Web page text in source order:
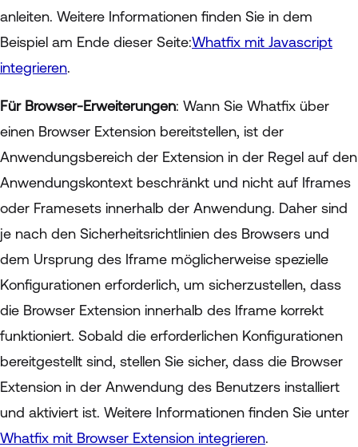
anleiten. Weitere Informationen finden Sie in dem
Beispiel am Ende dieser Seite:Whatfix mit Javascript
integrieren.
Für Browser-Erweiterungen: Wann Sie Whatfix über
einen Browser Extension bereitstellen, ist der
Anwendungsbereich der Extension in der Regel auf den
Anwendungskontext beschränkt und nicht auf Iframes
oder Framesets innerhalb der Anwendung. Daher sind
je nach den Sicherheitsrichtlinien des Browsers und
dem Ursprung des Iframe möglicherweise spezielle
Konfigurationen erforderlich, um sicherzustellen, dass
die Browser Extension innerhalb des Iframe korrekt
funktioniert. Sobald die erforderlichen Konfigurationen
bereitgestellt sind, stellen Sie sicher, dass die Browser
Extension in der Anwendung des Benutzers installiert
und aktiviert ist. Weitere Informationen finden Sie unter
Whatfix mit Browser Extension integrieren.